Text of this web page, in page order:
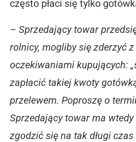
często płaci się tylko
– Sprzedający towar
rolnicy, mogliby się zderzyć
oczekiwaniami kupujących:
zapłacić takiej kwoty
przelewem. Poproszę o
Sprzedający towar ma
zgodzić się na tak długi